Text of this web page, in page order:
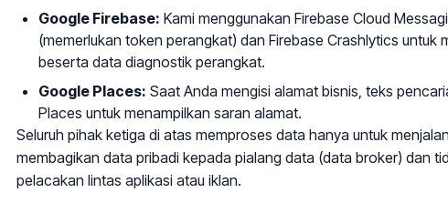
Google Firebase: Kami menggunakan Firebase Cloud
(memerlukan token perangkat) dan Firebase Crashlytics untuk
beserta data diagnostik perangkat.
Google Places: Saat Anda mengisi alamat bisnis, teks
Places untuk menampilkan saran alamat.
Seluruh pihak ketiga di atas memproses data hanya untuk
membagikan data pribadi kepada pialang data (data broker) dan
pelacakan lintas aplikasi atau iklan.